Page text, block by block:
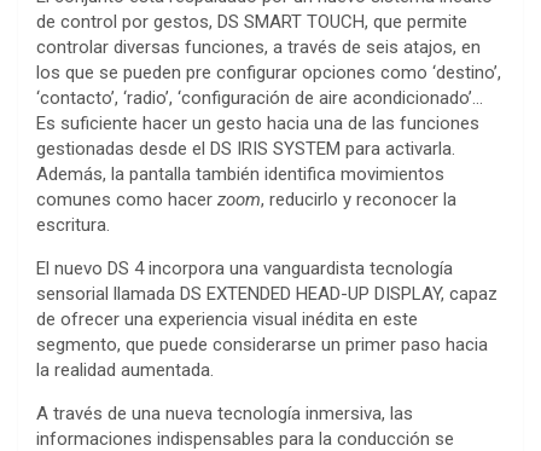
de control por gestos, DS SMART TOUCH, que permite
controlar diversas funciones, a través de seis atajos, en
los que se pueden pre configurar opciones como ‘destino’,
‘contacto’, ‘radio’, ‘configuración de aire acondicionado’…
Es suficiente hacer un gesto hacia una de las funciones
gestionadas desde el DS IRIS SYSTEM para activarla.
Además, la pantalla también identifica movimientos
comunes como hacer zoom, reducirlo y reconocer la
escritura.
El nuevo DS 4 incorpora una vanguardista tecnología
sensorial llamada DS EXTENDED HEAD-UP DISPLAY, capaz
de ofrecer una experiencia visual inédita en este
segmento, que puede considerarse un primer paso hacia
la realidad aumentada.
A través de una nueva tecnología inmersiva, las
informaciones indispensables para la conducción se